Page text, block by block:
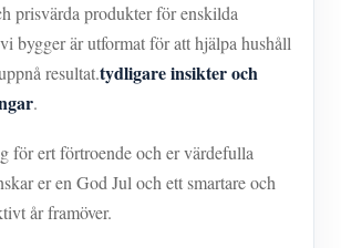
prisvärda produkter för enskilda
bygger är utformat för att hjälpa hushåll
resultat.tydligare insikter och
.
för ert förtroende och er värdefulla
er en God Jul och ett smartare och
år framöver.